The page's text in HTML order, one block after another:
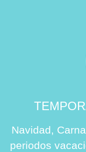
Navidad,
periodos